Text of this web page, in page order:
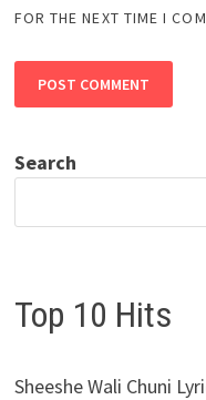
FOR THE NEXT TIME I
Search
Top 10 Hits
Sheeshe Wali Chuni